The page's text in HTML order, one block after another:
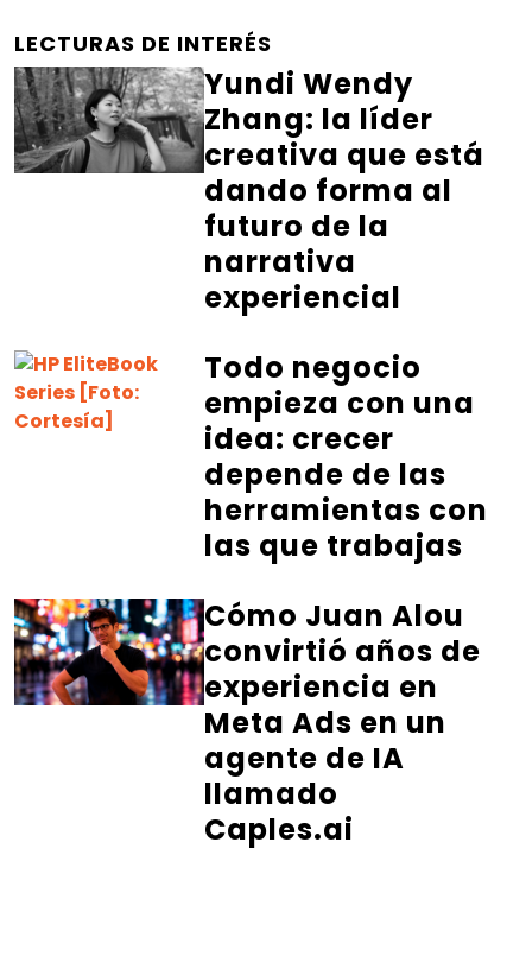
LECTURAS DE INTERÉS
Yundi Wendy
Zhang: la líder
creativa que está
dando forma al
futuro de la
narrativa
experiencial
Todo negocio
empieza con una
idea: crecer
depende de las
herramientas con
las que trabajas
Cómo Juan Alou
convirtió años de
experiencia en
Meta Ads en un
agente de IA
llamado
Caples.ai